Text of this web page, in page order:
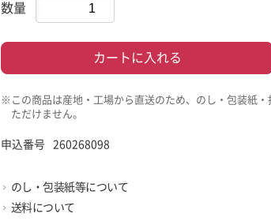
数量
カートに入れる
※この商品は産地・工場から直送のため、のし・包装紙
ただけません。
申込番号 260268098
のし・包装紙等について
送料について